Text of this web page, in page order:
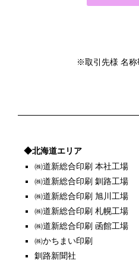
※取引先様 名称
◆北海道エリア
㈱道新総合印刷 本社工場
㈱道新総合印刷 釧路工場
㈱道新総合印刷 旭川工場
㈱道新総合印刷 札幌工場
㈱道新総合印刷 函館工場
㈱かちまい印刷
釧路新聞社